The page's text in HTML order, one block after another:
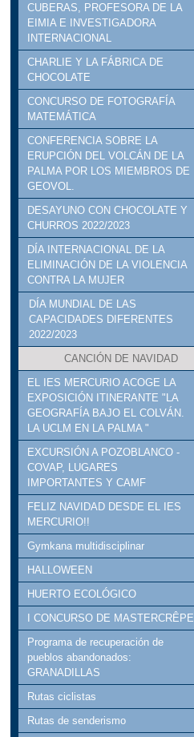
CUBERAS, PROFESORA DE LA
EIMIA E INVESTIGADORA
INTERNACIONAL
CHARLIE Y LA FÁBRICA DE
CHOCOLATE
CONCURSO DE FOTOGRAFÍA
MATEMÁTICA
CONFERENCIA SOBRE LA
ERUPCIÓN DEL VOLCÁN DE LA
PALMA POR LOS MIEMBROS DE
GEOVOL.
DESAYUNO CON CHOCOLATE Y
CHURROS 2022/2023
DÍA INTERNACIONAL DE LA
ELIMINACIÓN DE LA VIOLENCIA
CONTRA LA MUJER
DÍA MUNDIAL DE LAS
CAPACIDADES DIFERENTES
2022/2023
CANCIÓN DE NAVIDAD
EL IES MERCURIO ACOGE LA
EXPOSICIÓN ITINERANTE "LA
GEOGRAFÍA BAJO EL COLVÁN.
LA UCLM EN LA PALMA "
EXCURSIÓN A POZOBLANCO -
COVAP, LUGARES
IMPORTANTES Y CAMF
FELIZ NAVIDAD DESDE EL IES
MERCURIO!!
Gymkana multidisciplinar
HALLOWEEN
HUERTO ECOLÓGICO
I CONCURSO DE MASTERCRÊPE
Programa de recuperación de
pueblos abandonados:
GRANADILLAS
Rutas ciclistas
Rutas de senderismo